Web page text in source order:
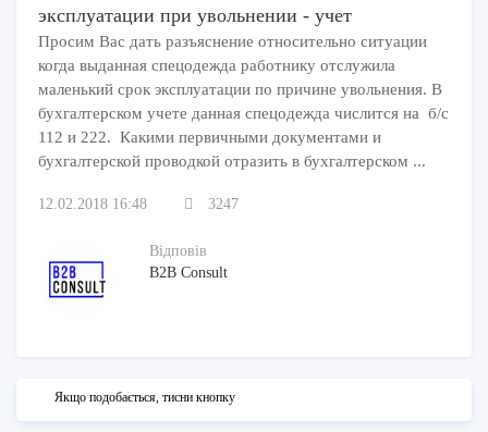
эксплуатации при увольнении - учет
Просим Вас дать разъяснение относительно ситуации
когда выданная спецодежда работнику отслужила
маленький срок эксплуатации по причине увольнения. В
бухгалтерском учете данная спецодежда числится на б/с
112 и 222. Какими первичными документами и
бухгалтерской проводкой отразить в бухгалтерском ...
12.02.2018 16:48 3247
Відповів
B2B Consult
Якщо подобається, тисни кнопку